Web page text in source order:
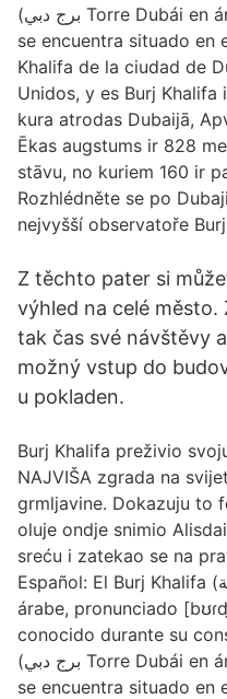
(برج دبي Torre Dubái en árabe), es un rascacielos que
se encuentra situado en
Khalifa de la ciudad de
Unidos, y es Burj Khalifa
kura atrodas Dubaijā,
Ēkas augstums ir 828
stāvu, no kuriem 160 ir
Rozhlédněte se po
nejvyšší observatoře
Z těchto pater si
výhled na celé město.
tak čas své návštěvy
možný vstup do
u pokladen.
Burj Khalifa preživio
NAJVIŠA zgrada na
grmljavine. Dokazuju to
oluje ondje snimio
sreću i zatekao se na
Español: El Burj Khalifa (برج خليفة, Torre Khalifa en
árabe, pronunciado
conocido durante su
(برج دبي Torre Dubái en árabe), es un rascacielos que
se encuentra situado en